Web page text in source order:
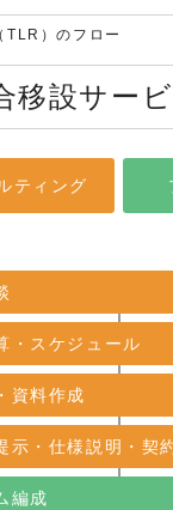
TLR）のフロー
移設サー
ティング
・スケジュール
資料作成
示・仕様説明・契
編成